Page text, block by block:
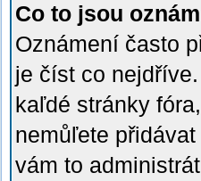
Co to jsou
Oznámení často
je číst co
kaľdé stránky
nemůľete
vám to